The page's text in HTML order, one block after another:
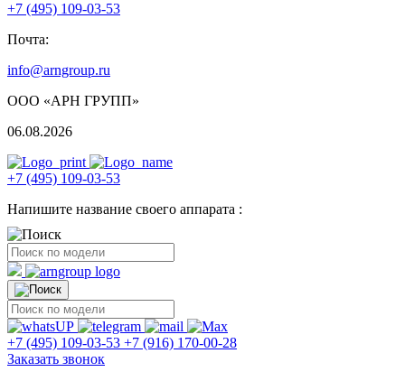
+7 (495) 109-03-53
Почта:
info@arngroup.ru
ООО «АРН ГРУПП»
06.08.2026
+7 (495) 109-03-53
Напишите название своего аппарата :
+7 (495) 109-03-53 +7 (916) 170-00-28
Заказать звонок